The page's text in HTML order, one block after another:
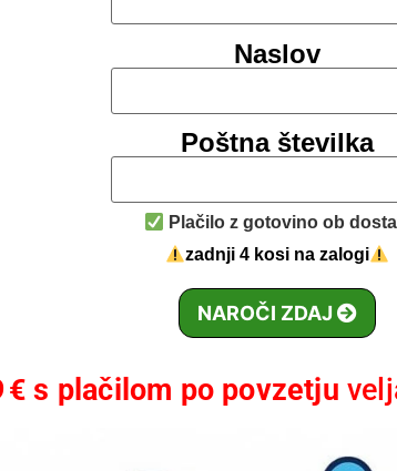
Naslov
Poštna številka
Plačilo z gotovino ob
zadnji 4 kosi na zalogi
NAROČI ZDAJ
€ s plačilom po povzetju